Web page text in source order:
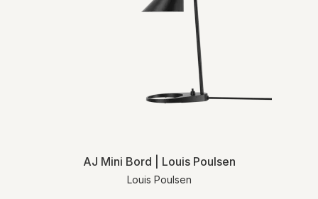
AJ Mini Bord | Louis Poulsen
Louis Poulsen